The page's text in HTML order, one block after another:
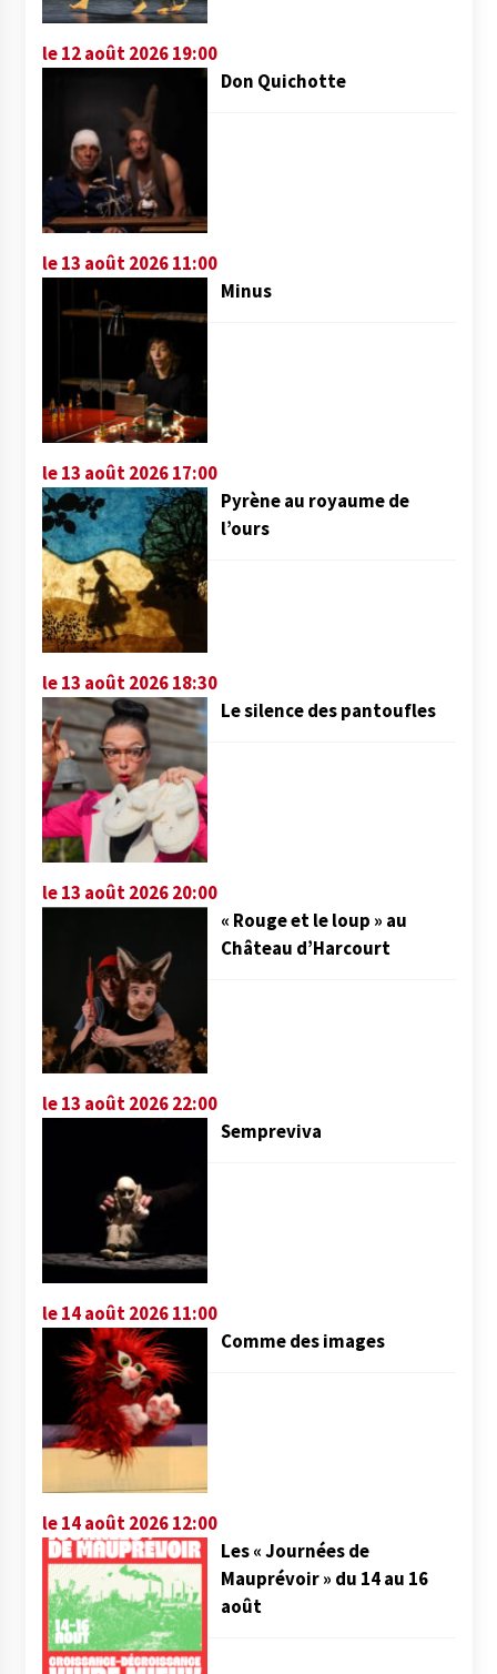
le 12 août 2026 19:00
Don Quichotte
le 13 août 2026 11:00
Minus
le 13 août 2026 17:00
Pyrène au royaume de
l’ours
le 13 août 2026 18:30
Le silence des pantoufles
le 13 août 2026 20:00
« Rouge et le loup » au
Château d’Harcourt
le 13 août 2026 22:00
Sempreviva
le 14 août 2026 11:00
Comme des images
le 14 août 2026 12:00
Les « Journées de
Mauprévoir » du 14 au 16
août